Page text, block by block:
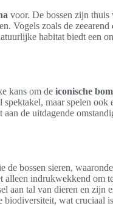
voor. De bossen zijn
Vogels zoals de
habitat biedt een
kans om de iconische
maar spelen
de uitdagende
de bossen sieren,
alleen indrukwekkend om
aan tal van dieren en zijn
biodiversiteit, wat cruciaal